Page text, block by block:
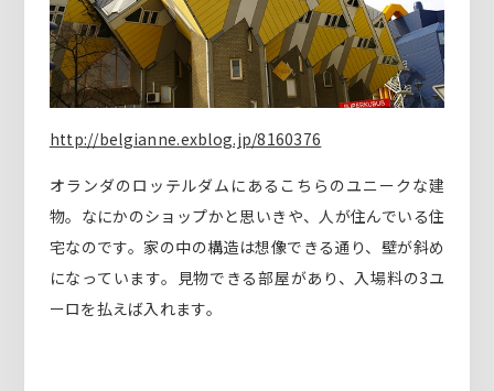
http://belgianne.exblog.jp/8160376
オランダのロッテルダムにあるこちらのユニークな建
物。なにかのショップかと思いきや、人が住んでいる住
宅なのです。家の中の構造は想像できる通り、壁が斜め
になっています。見物できる部屋があり、入場料の3ユ
ーロを払えば入れます。